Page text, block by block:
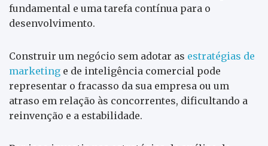
fundamental e uma tarefa contínua para o
desenvolvimento.
Construir um negócio sem adotar as estratégias de
marketing e de inteligência comercial pode
representar o fracasso da sua empresa ou um
atraso em relação às concorrentes, dificultando a
reinvenção e a estabilidade.